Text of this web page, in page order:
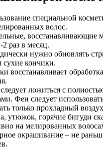
специальной
волос.
восстанавливающие
2 раз в месяц.
нужно обновлять
сухие кончики.
восстанавливает
ложиться с
Фен следует
только прохладный
утюжок, горячие бигуди
на мелированных
окрашивание – не